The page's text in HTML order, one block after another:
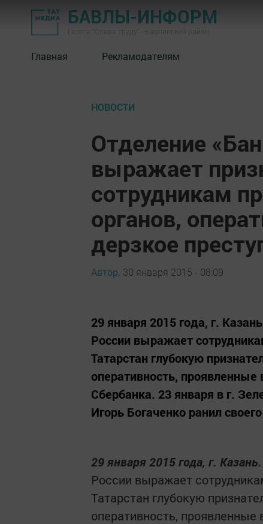
БАВЛЫ-ИНФОРМ
Главная Рекламодателям
НОВОСТИ
Отделение
выражает
сотрудникам
органов,
дерзкое
Автор, 30 января 2015 - 08:09
29 января 2015 года, г.
России выражает
Татарстан глубокую
оперативность, проявленные
Сбербанка. 23 января в г.
Игорь Богаченко ранил
29 января 2015 года, г. Казань.
России выражает
Татарстан глубокую
оперативность, проявленные